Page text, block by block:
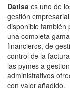
Datisa es uno de
gestión
disponible también
una completa
financieros, de
control de la
las pymes a
administrativos
con valor añadido.